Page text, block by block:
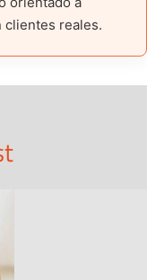
clientes reales.